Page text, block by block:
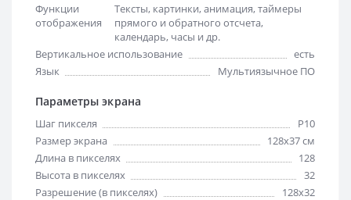
Функции
отображения
Тексты, картинки, анимация, таймеры
прямого и обратного отсчета,
календарь, часы и др.
Вертикальное использование
есть
Язык
Мультиязычное ПО
Параметры экрана
Шаг пикселя
Р10
Размер экрана
128х37 см
Длина в пикселях
128
Высота в пикселях
32
Разрешение (в пикселях)
128x32